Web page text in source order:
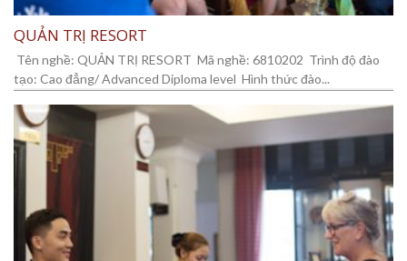
QUẢN TRỊ RESORT
Tên nghề: QUẢN TRỊ RESORT Mã nghề: 6810202 Trình độ đào
tạo: Cao đẳng/ Advanced Diploma level Hình thức đào...